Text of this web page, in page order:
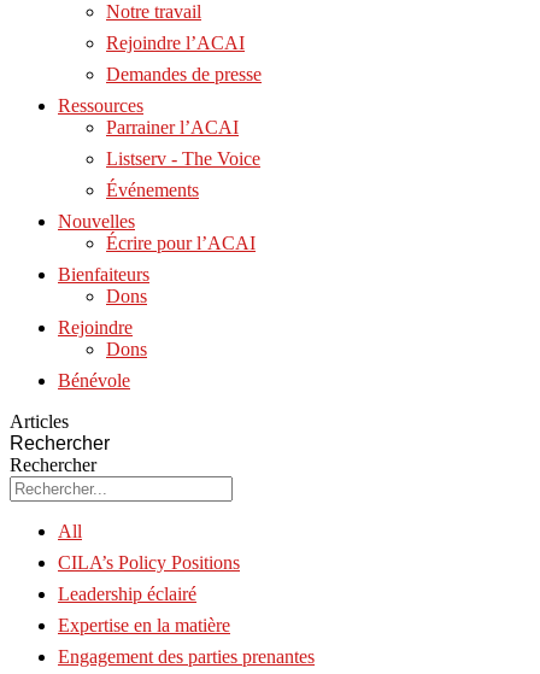
Notre travail
Rejoindre l’ACAI
Demandes de presse
Ressources
Parrainer l’ACAI
Listserv - The Voice
Événements
Nouvelles
Écrire pour l’ACAI
Bienfaiteurs
Dons
Rejoindre
Dons
Bénévole
Articles
Rechercher
Rechercher
All
CILA’s Policy Positions
Leadership éclairé
Expertise en la matière
Engagement des parties prenantes